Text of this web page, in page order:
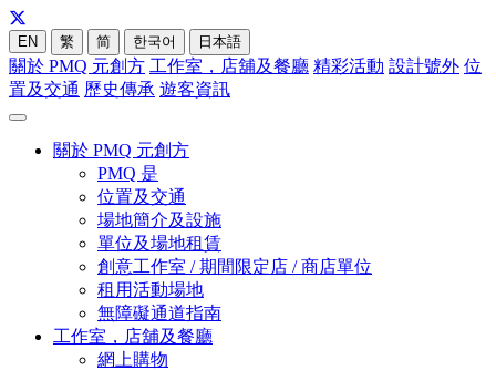
EN 繁 简 한국어 日本語
關於 PMQ 元創方 工作室，店舖及餐廳 精彩活動 設計號外 位
置及交通 歷史傳承 遊客資訊
關於 PMQ 元創方
PMQ 是
位置及交通
場地簡介及設施
單位及場地租賃
創意工作室 / 期間限定店 / 商店單位
租用活動場地
無障礙通道指南
工作室，店舖及餐廳
網上購物